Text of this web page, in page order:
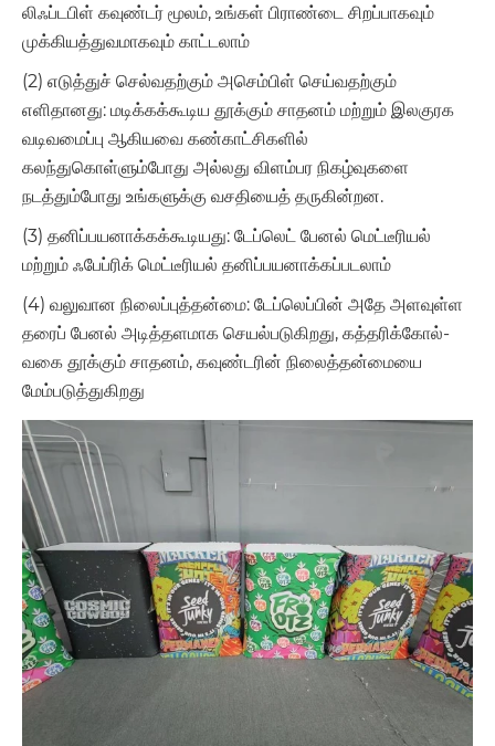
லிஃப்டபிள் கவுண்டர் மூலம், உங்கள் பிராண்டை சிறப்பாகவும்
முக்கியத்துவமாகவும் காட்டலாம்
(2) எடுத்துச் செல்வதற்கும் அசெம்பிள் செய்வதற்கும்
எளிதானது: மடிக்கக்கூடிய தூக்கும் சாதனம் மற்றும் இலகுரக
வடிவமைப்பு ஆகியவை கண்காட்சிகளில்
கலந்துகொள்ளும்போது அல்லது விளம்பர நிகழ்வுகளை
நடத்தும்போது உங்களுக்கு வசதியைத் தருகின்றன.
(3) தனிப்பயனாக்கக்கூடியது: டேப்லெட் பேனல் மெட்டீரியல்
மற்றும் ஃபேப்ரிக் மெட்டீரியல் தனிப்பயனாக்கப்படலாம்
(4) வலுவான நிலைப்புத்தன்மை: டேப்லெப்பின் அதே அளவுள்ள
தரைப் பேனல் அடித்தளமாக செயல்படுகிறது, கத்தரிக்கோல்-
வகை தூக்கும் சாதனம், கவுண்டரின் நிலைத்தன்மையை
மேம்படுத்துகிறது